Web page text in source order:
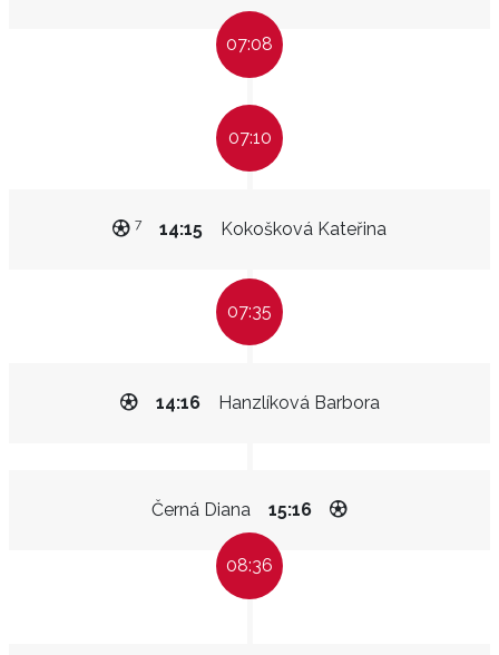
07:08
07:10
Kokošková Kateřina
14:15
7
07:35
Hanzlíková Barbora
14:16
Černá Diana 15:16
08:36